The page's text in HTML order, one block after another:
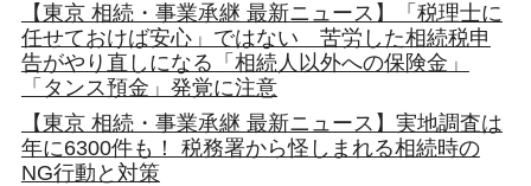
【東京 相続・事業承継 最新ニュース】「税理士に
任せておけば安心」ではない 苦労した相続税申
告がやり直しになる「相続人以外への保険金」
「タンス預金」発覚に注意
【東京 相続・事業承継 最新ニュース】実地調査は
年に6300件も！ 税務署から怪しまれる相続時の
NG行動と対策